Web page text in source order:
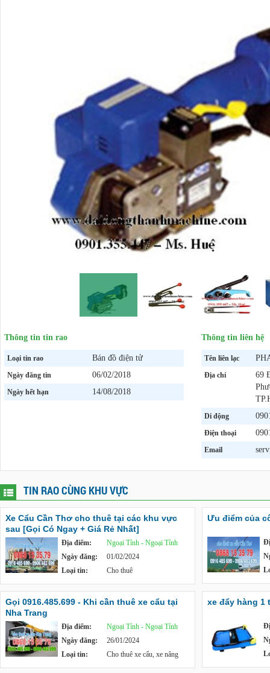
Thông tin tin rao
Loại tin rao Bán đồ điện tử
Ngày đăng tin 06/02/2018
Ngày hết hạn 14/08/2018
Thông tin liên hệ
Tên liên lạc
Địa chỉ
69
Di động
Điện thoại
Email
TIN RAO CÙNG KHU VỰC
Xe Cẩu Cần Thơ cho thuê tại các khu vực
sau [Gọi Có Ngay + Giá Rẻ Nhất]
Địa điểm:
Ngoại Tỉnh - Ngoại Tỉnh
Ngày đăng:
01/02/2024
Loại tin:
Cho thuê
Ưu điểm của
Gọi 0916.485.699 - Khi cần thuê xe cẩu tại
Nha Trang
Địa điểm:
Ngoại Tỉnh - Ngoại Tỉnh
Ngày đăng:
26/01/2024
Loại tin:
Cho thuê xe cẩu, xe nâng
xe đẩy hàng 1